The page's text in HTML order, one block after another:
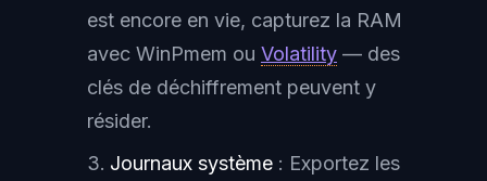
est encore en vie, capturez la RAM
avec WinPmem ou Volatility — des
clés de déchiffrement peuvent y
résider.
Journaux système : Exportez les